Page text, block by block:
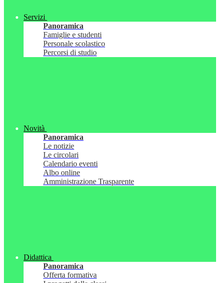
Servizi
Panoramica
Famiglie e studenti
Personale scolastico
Percorsi di studio
Novità
Panoramica
Le notizie
Le circolari
Calendario eventi
Albo online
Amministrazione Trasparente
Didattica
Panoramica
Offerta formativa